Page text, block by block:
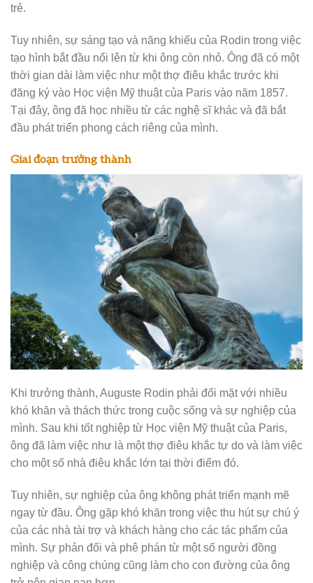
trẻ.
Tuy nhiên, sự sáng tạo và năng khiếu của Rodin trong việc
tạo hình bắt đầu nổi lên từ khi ông còn nhỏ. Ông đã có một
thời gian dài làm việc như một thợ điêu khắc trước khi
đăng ký vào Học viện Mỹ thuật của Paris vào năm 1857.
Tại đây, ông đã học nhiều từ các nghệ sĩ khác và đã bắt
đầu phát triển phong cách riêng của mình.
Giai đoạn trưởng thành
Khi trưởng thành, Auguste Rodin phải đối mặt với nhiều
khó khăn và thách thức trong cuộc sống và sự nghiệp của
mình. Sau khi tốt nghiệp từ Học viện Mỹ thuật của Paris,
ông đã làm việc như là một thợ điêu khắc tự do và làm việc
cho một số nhà điêu khắc lớn tại thời điểm đó.
Tuy nhiên, sự nghiệp của ông không phát triển mạnh mẽ
ngay từ đầu. Ông gặp khó khăn trong việc thu hút sự chú ý
của các nhà tài trợ và khách hàng cho các tác phẩm của
mình. Sự phản đối và phê phán từ một số người đồng
nghiệp và công chúng cũng làm cho con đường của ông